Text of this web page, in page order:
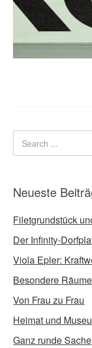
Neueste
Filetgrundstück
Der Infinity-
Viola Epler:
Besondere Räume
Von Frau zu Frau
Heimat und
Ganz runde Sache